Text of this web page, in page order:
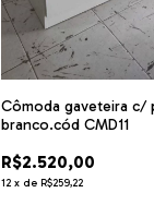
Cômoda gaveteira c/
branco.cód CMD11
R$2.520,00
12 x de R$259,22